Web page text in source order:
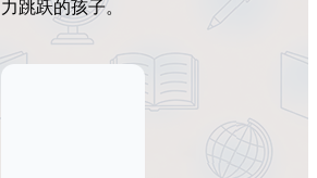
力跳跃的孩子。